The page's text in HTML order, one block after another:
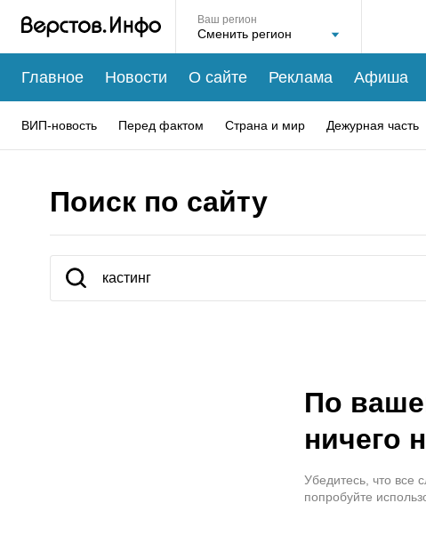
Ваш регион
Главное Новости О сайте Реклама Афиша
ВИП-новость Перед фактом Страна и мир Дежурная часть
Поиск по сайту
По
ничего
Убедитесь, что все
попробуйте